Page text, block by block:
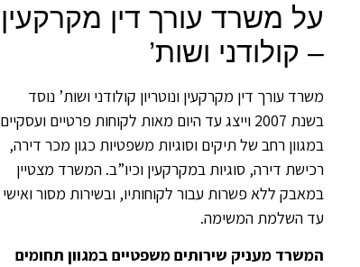
על משרד עורך דין מקרקעין
– קולודני ושות’
משרד עורך דין מקרקעין ונוטריון קולודני ושות’ נוסד
בשנת 2007 וייצג עד היום מאות לקוחות פרטיים ועסקיים
במגוון רחב של תיקים וסוגיות משפטיות כגון מכר דירה,
רכישת דירה, סוגיות במקרקעין וכיו”ב. המשרד מצטיין
במאבק ללא פשרות עבור לקוחותיו, ובשירות מסור ואישי
עד השלמת המשימה.
המשרד מעניק שירותים משפטיים במגוון תחומים